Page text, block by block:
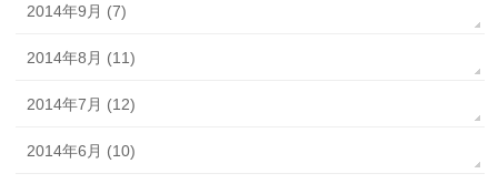
2014年9月 (7)
2014年8月 (11)
2014年7月 (12)
2014年6月 (10)